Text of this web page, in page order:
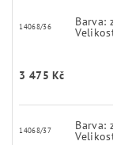
14068/36 Barva:
3 475 Kč
14068/37 Barva: